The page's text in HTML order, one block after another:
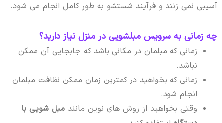
آسیبی نمی زنند و فرآیند شستشو به طور کامل انجام می شود.
چه زمانی به سرویس مبلشویی در منزل نیاز دارید؟
زمانی که مبلمان در مکانی باشد که جابجایی آن ممکن
نباشد.
زمانی که بخواهید در کمترین زمان ممکن نظافت مبلمان
انجام شود.
وقتی بخواهید از روش های نوین مانند مبل شویی با